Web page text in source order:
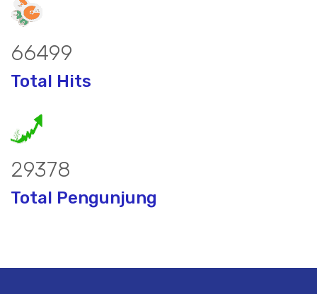
87164
Total Hits
38508
Total Pengunjung